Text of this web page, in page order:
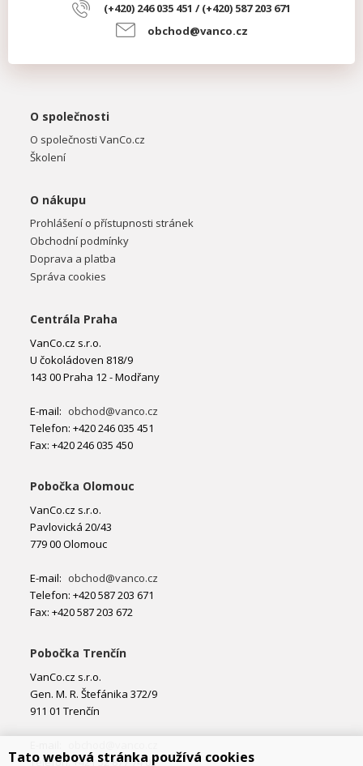
(+420) 246 035 451 / (+420) 587 203 671
obchod@vanco.cz
O společnosti
O společnosti VanCo.cz
Školení
O nákupu
Prohlášení o přístupnosti stránek
Obchodní podmínky
Doprava a platba
Správa cookies
Centrála Praha
VanCo.cz s.r.o.
U čokoládoven 818/9
143 00 Praha 12 - Modřany
E-mail: obchod@vanco.cz
Telefon: +420 246 035 451
Fax: +420 246 035 450
Pobočka Olomouc
VanCo.cz s.r.o.
Pavlovická 20/43
779 00 Olomouc
E-mail: obchod@vanco.cz
Telefon: +420 587 203 671
Fax: +420 587 203 672
Pobočka Trenčín
VanCo.cz s.r.o.
Gen. M. R. Štefánika 372/9
911 01 Trenčín
Telefon: +421 32 877 74 02
Tato webová stránka používá cookies